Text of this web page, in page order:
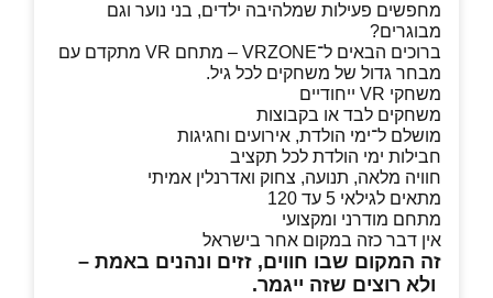
מחפשים פעילות שמלהיבה ילדים, בני נוער וגם
מבוגרים?
ברוכים הבאים ל־VRZONE – מתחם VR מתקדם עם
מבחר גדול של משחקים לכל גיל.
משחקי VR ייחודיים
משחקים לבד או בקבוצות
מושלם ל־ימי הולדת, אירועים וחגיגות
חבילות ימי הולדת לכל תקציב
חוויה מלאה, תנועה, צחוק ואדרנלין אמיתי
מתאים לגילאי 5 עד 120
מתחם מודרני ומקצועי
אין דבר כזה במקום אחר בישראל
זה המקום שבו חווים, זזים ונהנים באמת –
ולא רוצים שזה ייגמר.